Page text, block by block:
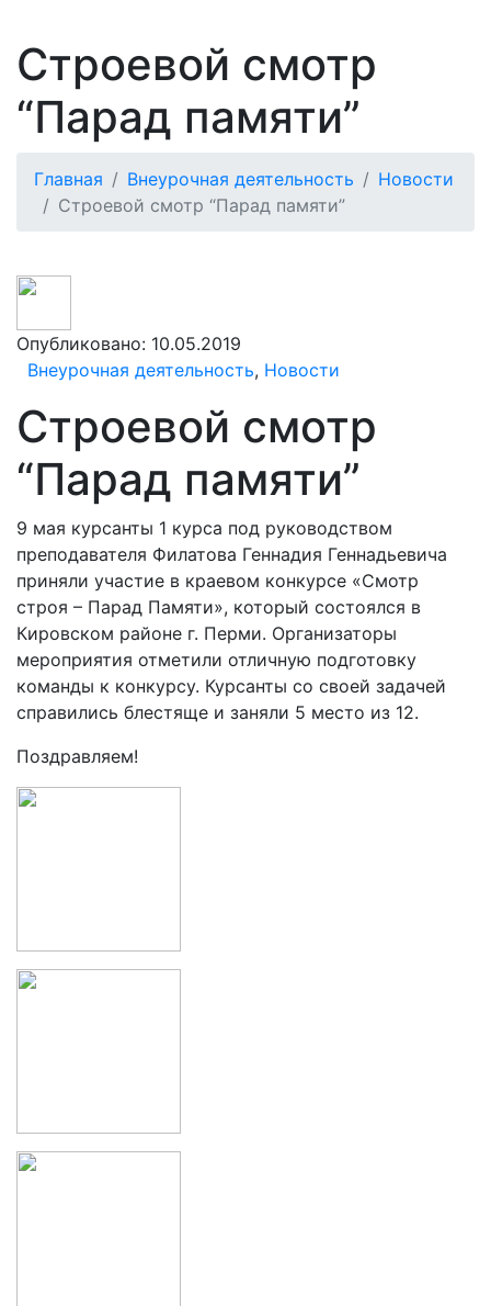
Строевой смотр
“Парад памяти”
Главная Внеурочная деятельность
Новости
Строевой смотр “Парад памяти”
Опубликовано: 10.05.2019
Внеурочная деятельность, Новости
Строевой смотр
“Парад памяти”
9 мая курсанты 1 курса под руководством
преподавателя Филатова Геннадия Геннадьевича
приняли участие в краевом конкурсе «Смотр
строя – Парад Памяти», который состоялся в
Кировском районе г. Перми. Организаторы
мероприятия отметили отличную подготовку
команды к конкурсу. Курсанты со своей задачей
справились блестяще и заняли 5 место из 12.
Поздравляем!